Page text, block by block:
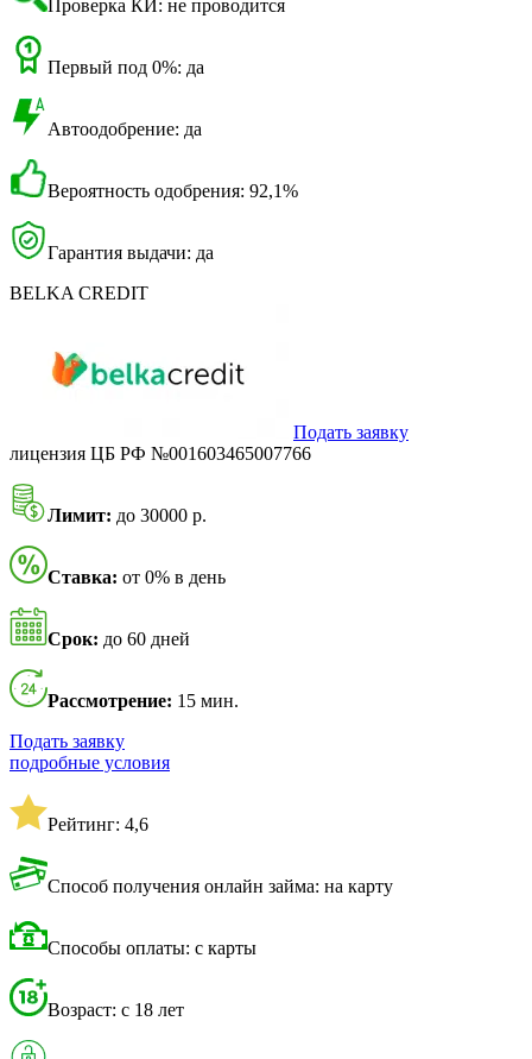
Проверка КИ: не проводится
Первый под 0%: да
Автоодобрение: да
Вероятность одобрения: 92,1%
Гарантия выдачи: да
BELKA CREDIT
Подать заявку
лицензия ЦБ РФ №001603465007766
Лимит: до 30000 р.
Ставка: от 0% в день
Срок: до 60 дней
Рассмотрение: 15 мин.
Подать заявку
подробные условия
Рейтинг: 4,6
Способ получения онлайн займа: на карту
Способы оплаты: с карты
Возраст: с 18 лет